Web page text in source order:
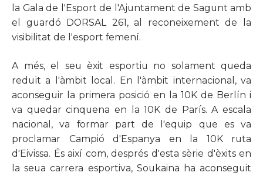
la Gala de l'Esport de l'Ajuntament de Sagunt amb
el guardó DORSAL 261, al reconeixement de la
visibilitat de l'esport femení.
A més, el seu èxit esportiu no solament queda
reduït a l'àmbit local. En l'àmbit internacional, va
aconseguir la primera posició en la 10K de Berlín i
va quedar cinquena en la 10K de París. A escala
nacional, va formar part de l'equip que es va
proclamar Campió d'Espanya en la 10K ruta
d'Eivissa. És així com, després d'esta sèrie d'èxits en
la seua carrera esportiva, Soukaina ha aconseguit